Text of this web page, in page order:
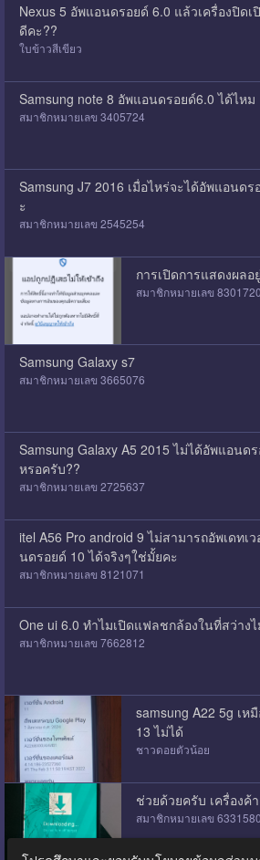
Nexus 5 อัพแอนดรอยด์ 6.0 แล้วเครื่องปิดเ
ดีคะ??
ใบข้าวสีเขียว
Samsung note 8 อัพแอนดรอยด์6.0 ได้ไหม
สมาชิกหมายเลข 3405724
Samsung J7 2016 เมื่อไหร่จะได้อัพแอนด
ะ
สมาชิกหมายเลข 2545254
การเปิดการแสดงผล
สมาชิกหมายเลข 8301720
Samsung Galaxy s7
สมาชิกหมายเลข 3665076
Samsung Galaxy A5 2015 ไม่ได้อัพแอนด
หรอครับ??
สมาชิกหมายเลข 2725637
itel A56 Pro android 9 ไม่สามารถอัพเดท
นดรอยด์ 10 ได้จริงๆใช่มั้ยคะ
สมาชิกหมายเลข 8121071
One ui 6.0 ทำไมเปิดแฟลชกล้องในที่สว่าง
สมาชิกหมายเลข 7662812
samsung A22 5g เ
13 ไม่ได้
ชาวดอยตัวน้อย
ช่วยด้วยครับ เครื่องค้
สมาชิกหมายเลข 6331580